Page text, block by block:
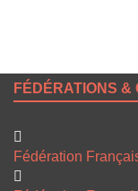
FÉDÉRATIONS &
Fédération